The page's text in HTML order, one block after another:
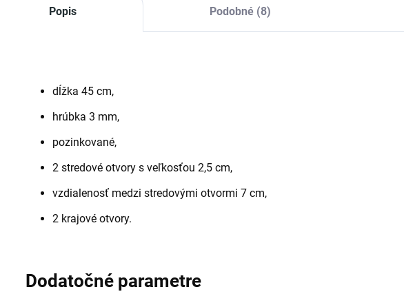
Popis Podobné (8)
dĺžka 45 cm,
hrúbka 3 mm,
pozinkované,
2 stredové otvory s veľkosťou 2,5 cm,
vzdialenosť medzi stredovými otvormi 7 cm,
2 krajové otvory.
Dodatočné parametre